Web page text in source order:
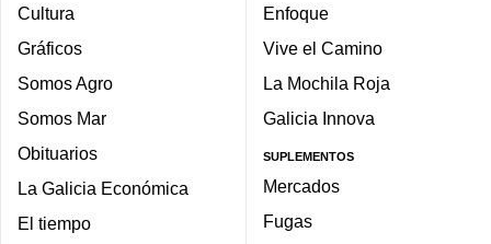
Cultura
Gráficos
Somos Agro
Somos Mar
Obituarios
La Galicia Económica
El tiempo
Enfoque
Vive el Camino
La Mochila Roja
Galicia Innova
SUPLEMENTOS
Mercados
Fugas